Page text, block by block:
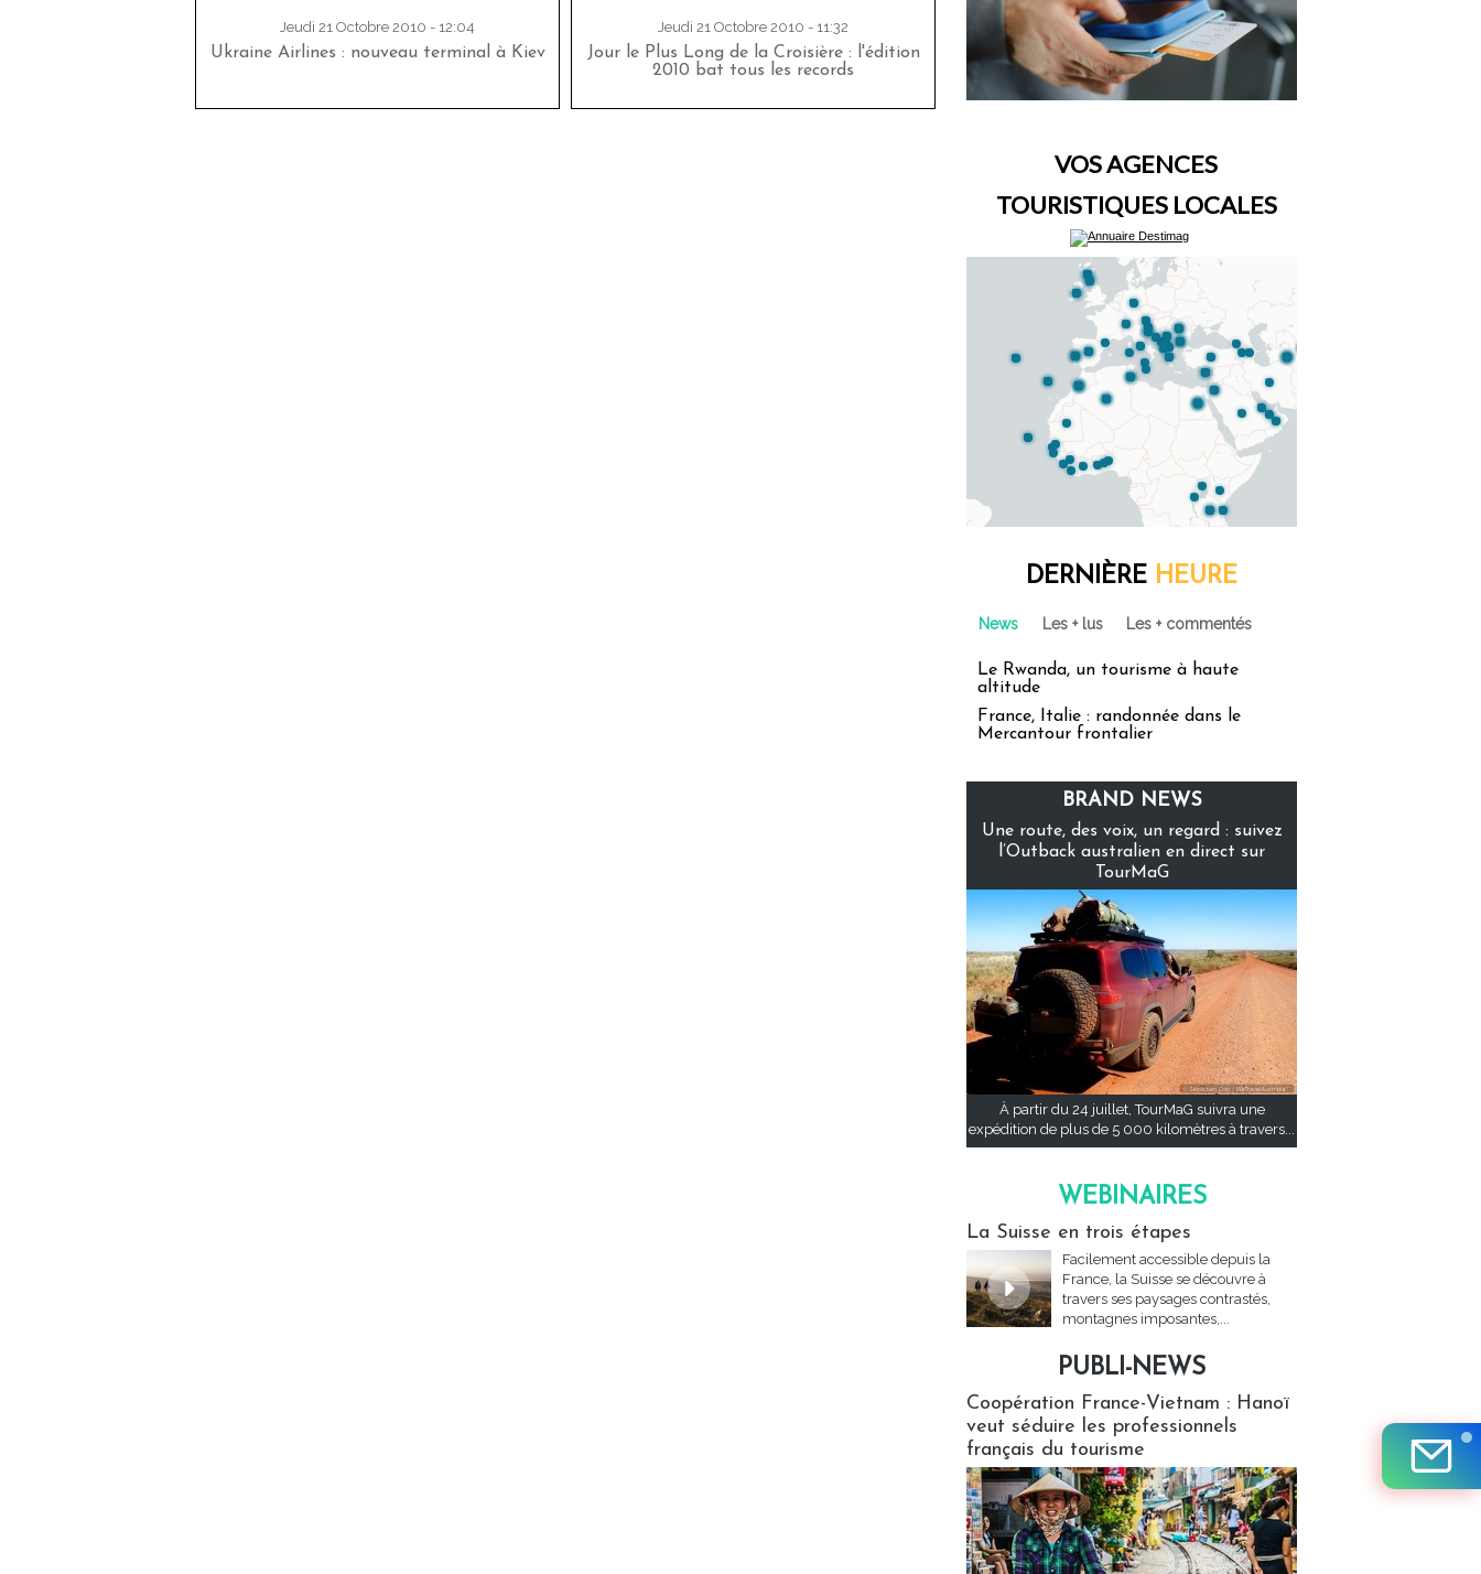
Jeudi 21 Octobre 2010 - 12:04
Ukraine Airlines : nouveau terminal à Kiev
Jeudi 21 Octobre 2010 - 11:32
Jour le Plus Long de la Croisière : l'édition
2010 bat tous les records
VOS AGENCES
TOURISTIQUES LOCALES
DERNIÈRE HEURE
News Les + lus Les + commentés
Le Rwanda, un tourisme à haute
altitude
France, Italie : randonnée dans le
Mercantour frontalier
BRAND NEWS
Une route, des voix, un regard : suivez
l’Outback australien en direct sur
TourMaG
À partir du 24 juillet, TourMaG suivra une
expédition de plus de 5 000 kilomètres à travers...
WEBINAIRES
La Suisse en trois étapes
Facilement accessible depuis la
France, la Suisse se découvre à
travers ses paysages contrastés,
montagnes imposantes,...
PUBLI-NEWS
Coopération France-Vietnam : Hanoï
veut séduire les professionnels
français du tourisme